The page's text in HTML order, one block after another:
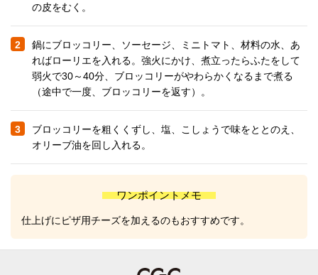
の皮をむく。
2
鍋にブロッコリー、ソーセージ、ミニトマト、材料の水、あ
ればローリエを入れる。強火にかけ、煮立ったらふたをして
弱火で30～40分、ブロッコリーがやわらかくなるまで煮る
（途中で一度、ブロッコリーを返す）。
3
ブロッコリーを粗くくずし、塩、こしょうで味をととのえ、
オリーブ油を回し入れる。
ワンポイントメモ
仕上げにピザ用チーズを加えるのもおすすめです。